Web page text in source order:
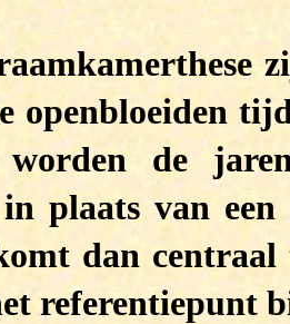
openbloeiden
worden de
plaats van
dan
referentiepunt